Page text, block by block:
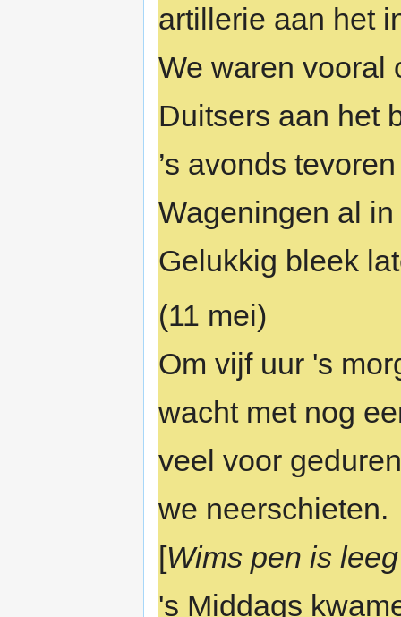
artillerie aan het
We waren vooral
Duitsers aan het
’s avonds
Wageningen al
Gelukkig bleek
(11 mei)
Om vijf uur 's
wacht met nog
veel voor
we neerschieten.
[Wims pen is
's Middags